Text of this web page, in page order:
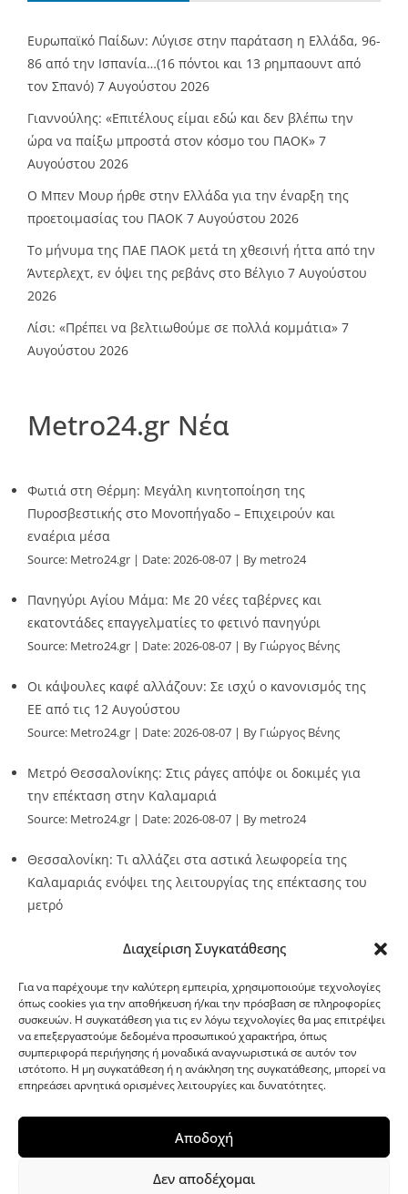
Διαχείριση Συγκατάθεσης
Για να παρέχουμε την καλύτερη εμπειρία, χρησιμοποιούμε τεχνολογίες
όπως cookies για την αποθήκευση ή/και την πρόσβαση σε πληροφορίες
συσκευών. Η συγκατάθεση για τις εν λόγω τεχνολογίες θα μας επιτρέψει
να επεξεργαστούμε δεδομένα προσωπικού χαρακτήρα, όπως
συμπεριφορά περιήγησης ή μοναδικά αναγνωριστικά σε αυτόν τον
ιστότοπο. Η μη συγκατάθεση ή η ανάκληση της συγκατάθεσης, μπορεί να
επηρεάσει αρνητικά ορισμένες λειτουργίες και δυνατότητες.
Αποδοχή
Δεν αποδέχομαι
Ευρωπαϊκό Παίδων: Λύγισε στην παράταση η Ελλάδα, 96-
86 από την Ισπανία…(16 πόντοι και 13 ρημπαουντ από
τον Σπανό) 7 Αυγούστου 2026
Γιαννούλης: «Επιτέλους είμαι εδώ και δεν βλέπω την
ώρα να παίξω μπροστά στον κόσμο του ΠΑΟΚ» 7
Αυγούστου 2026
O Mπεν Μουρ ήρθε στην Ελλάδα για την έναρξη της
προετοιμασίας του ΠΑΟΚ 7 Αυγούστου 2026
Το μήνυμα της ΠΑΕ ΠΑΟΚ μετά τη χθεσινή ήττα από την
Άντερλεχτ, εν όψει της ρεβάνς στο Βέλγιο 7 Αυγούστου
2026
Λίσι: «Πρέπει να βελτιωθούμε σε πολλά κομμάτια» 7
Αυγούστου 2026
Metro24.gr Νέα
Φωτιά στη Θέρμη: Μεγάλη κινητοποίηση της
Πυροσβεστικής στο Μονοπήγαδο – Επιχειρούν και
εναέρια μέσα
Source: Metro24.gr Date: 2026-08-07 By metro24
Πανηγύρι Αγίου Μάμα: Με 20 νέες ταβέρνες και
εκατοντάδες επαγγελματίες το φετινό πανηγύρι
Source: Metro24.gr Date: 2026-08-07 By Γιώργος Βένης
Οι κάψουλες καφέ αλλάζουν: Σε ισχύ ο κανονισμός της
ΕΕ από τις 12 Αυγούστου
Source: Metro24.gr Date: 2026-08-07 By Γιώργος Βένης
Μετρό Θεσσαλονίκης: Στις ράγες απόψε οι δοκιμές για
την επέκταση στην Καλαμαριά
Source: Metro24.gr Date: 2026-08-07 By metro24
Θεσσαλονίκη: Τι αλλάζει στα αστικά λεωφορεία της
Καλαμαριάς ενόψει της λειτουργίας της επέκτασης του
μετρό
G-point.gr